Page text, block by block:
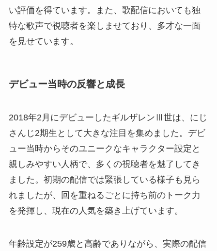
い評価を得ています。また、歌配信においても独
特な歌声で視聴者を楽しませており、多才な一面
を見せています。
デビュー当時の反響と成長
2018年2月にデビューしたギルザレンⅢ世は、にじ
さんじ2期生として大きな注目を集めました。デビ
ュー当時からそのユニークなキャラクター設定と
親しみやすい人柄で、多くの視聴者を魅了してき
ました。初期の配信では緊張している様子も見ら
れましたが、回を重ねるごとに持ち前のトーク力
を発揮し、現在の人気を築き上げています。
年齢設定が259歳と高齢でありながら、実際の配信